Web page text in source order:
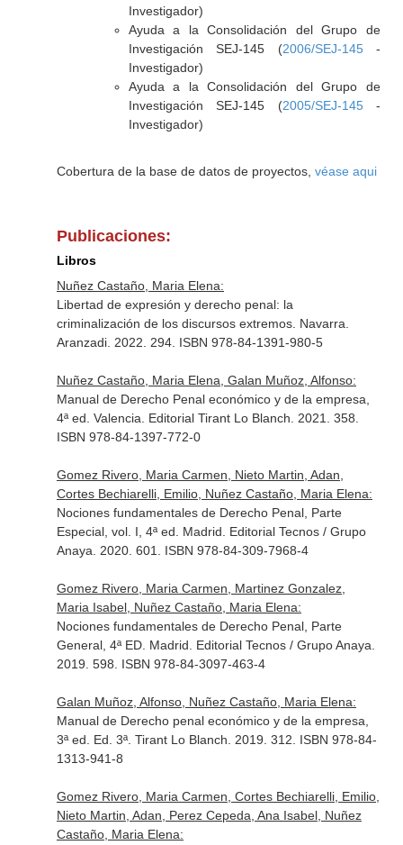
Investigador)
Ayuda a la Consolidación del Grupo de
Investigación SEJ-145 (2006/SEJ-145-
Investigador)
Ayuda a la Consolidación del Grupo de
Investigación SEJ-145 (2005/SEJ-145-
Investigador)
Cobertura de la base de datos de proyectos, véase aqui
Publicaciones:
Libros
Nuñez Castaño, Maria Elena:
Libertad de expresión y derecho penal: la
criminalización de los discursos extremos. Navarra.
Aranzadi. 2022. 294. ISBN 978-84-1391-980-5
Nuñez Castaño, Maria Elena, Galan Muñoz, Alfonso:
Manual de Derecho Penal económico y de la empresa,
4ª ed. Valencia. Editorial Tirant Lo Blanch. 2021. 358.
ISBN 978-84-1397-772-0
Gomez Rivero, Maria Carmen, Nieto Martin, Adan,
Cortes Bechiarelli, Emilio, Nuñez Castaño, Maria Elena:
Nociones fundamentales de Derecho Penal, Parte
Especial, vol. I, 4ª ed. Madrid. Editorial Tecnos / Grupo
Anaya. 2020. 601. ISBN 978-84-309-7968-4
Gomez Rivero, Maria Carmen, Martinez Gonzalez,
Maria Isabel, Nuñez Castaño, Maria Elena:
Nociones fundamentales de Derecho Penal, Parte
General, 4ª ED. Madrid. Editorial Tecnos / Grupo Anaya.
2019. 598. ISBN 978-84-3097-463-4
Galan Muñoz, Alfonso, Nuñez Castaño, Maria Elena:
Manual de Derecho penal económico y de la empresa,
3ª ed. Ed. 3ª. Tirant Lo Blanch. 2019. 312. ISBN 978-84-
1313-941-8
Gomez Rivero, Maria Carmen, Cortes Bechiarelli, Emilio,
Nieto Martin, Adan, Perez Cepeda, Ana Isabel, Nuñez
Castaño, Maria Elena: